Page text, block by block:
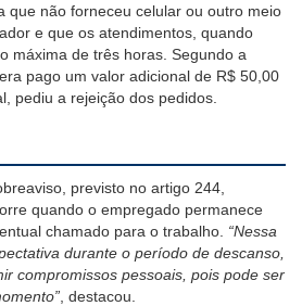
que não forneceu celular ou outro meio
e que os atendimentos, quando
máxima de três horas. Segundo a
pago um valor adicional de R$ 50,00
pediu a rejeição dos pedidos.
previsto no artigo 244,
quando o empregado permanece
chamado para o trabalho. “Nessa
durante o período de descanso,
compromissos pessoais, pois pode ser
, destacou.